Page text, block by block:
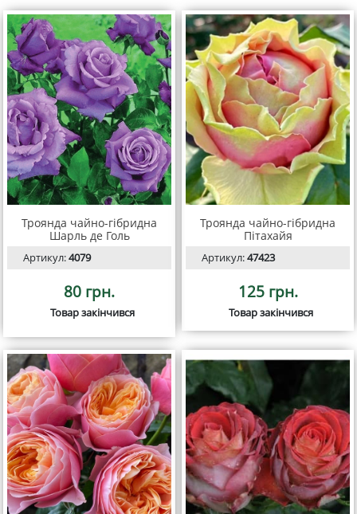
Троянда чайно-гібридна
Шарль де Голь
Артикул:4079
80 грн.
Товар закінчився
Троянда чайно-гібридна
Пітахайя
Артикул:47423
125 грн.
Товар закінчився